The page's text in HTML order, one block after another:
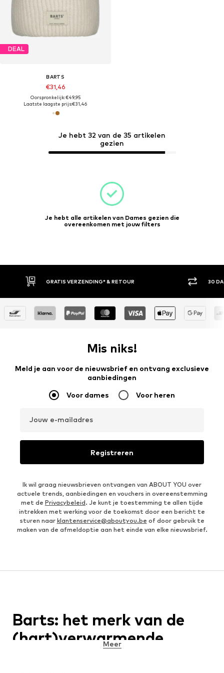
Je hebt 32 van de 35 artikelen
gezien
DEAL
BARTS
€31,46
Oorspronkelijk: €49,95
Laatste laagste prijs:€31,46
Je hebt alle artikelen van Dames gezien die
overeenkomen met jouw filters
30 DAGEN BEDENKTIJD
Mis niks!
Meld je aan voor de nieuwsbrief en ontvang exclusieve
aanbiedingen
Voor dames Voor heren
Jouw e-mailadres
Registreren
Ik wil graag nieuwsbrieven ontvangen van ABOUT YOU over
actuele trends, aanbiedingen en vouchers in overeenstemming
met de Privacybeleid. Je kunt je toestemming te allen tijde
intrekken met werking voor de toekomst door een bericht te
sturen naar klantenservice@aboutyou.be of door gebruik te
maken van de afmeldoptie aan het einde van elke nieuwsbrief.
Barts: het merk van de
(hart)verwarmende
Meer